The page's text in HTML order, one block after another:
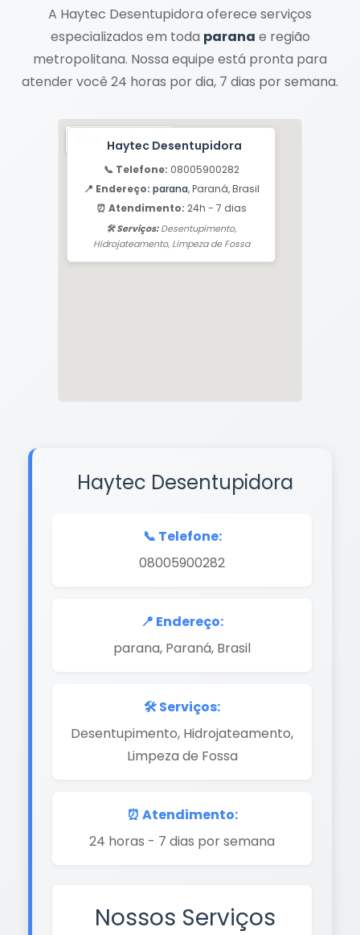
A Haytec Desentupidora oferece serviços
especializados em toda parana e região
metropolitana. Nossa equipe está pronta para
atender você 24 horas por dia, 7 dias por semana.
Haytec Desentupidora
📞 Telefone: 08005900282
📍 Endereço: parana, Paraná, Brasil
⏰ Atendimento: 24h - 7 dias
🛠️ Serviços:Desentupimento,
Hidrojateamento, Limpeza de Fossa
Haytec Desentupidora
📞 Telefone:
08005900282
📍 Endereço:
parana, Paraná, Brasil
🛠️ Serviços:
Desentupimento, Hidrojateamento,
Limpeza de Fossa
⏰ Atendimento:
24 horas - 7 dias por semana
Nossos Serviços